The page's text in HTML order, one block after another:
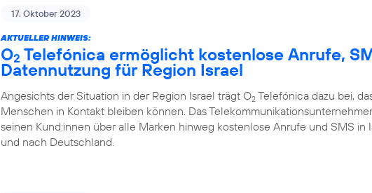
17. Oktober 2023
AKTUELLER HINWEIS:
O2 Telefónica ermöglicht kostenlose Anrufe,
Datennutzung für Region Israel
Angesichts der Situation in der Region Israel trägt O2 Telefónica dazu bei,
Menschen in Kontakt bleiben können. Das
seinen Kund:innen über alle Marken hinweg kostenlose Anrufe und SMS in
und nach Deutschland.